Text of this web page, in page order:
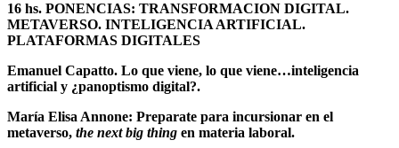
16 hs. PONENCIAS: TRANSFORMACION DIGITAL.
METAVERSO. INTELIGENCIA ARTIFICIAL.
PLATAFORMAS DIGITALES
Emanuel Capatto. Lo que viene, lo que viene…inteligencia
artificial y ¿panoptismo digital?.
María Elisa Annone: Preparate para incursionar en el
metaverso, the next big thing en materia laboral.